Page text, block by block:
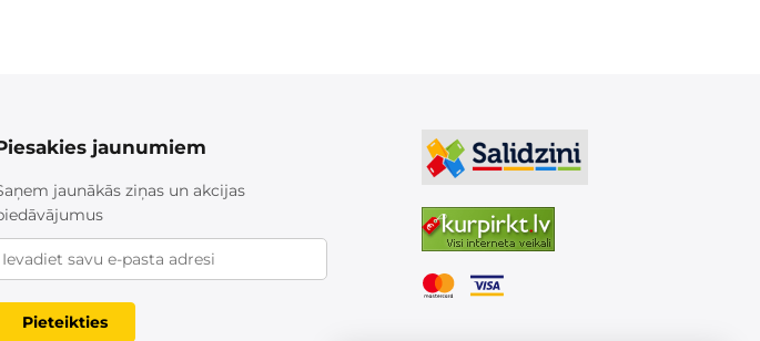
jaunumiem
jaunākās ziņas un akcijas
Pieteikties